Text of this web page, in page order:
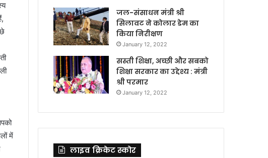
में
जल-संसाधन मंत्री श्री
सिलावट ने कोलार डेम का
किया निरीक्षण
January 12, 2022
सस्ती शिक्षा, अच्छी और सबको
शिक्षा सरकार का उद्देश्य : मंत्री
श्री परमार
January 12, 2022
लाइव क्रिकेट स्कोर